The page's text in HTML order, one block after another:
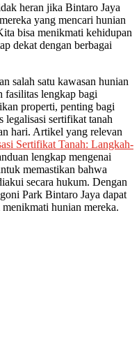
heran jika Bintaro Jaya
yang mencari hunian
bisa menikmati kehidupan
dekat dengan berbagai
salah satu kawasan hunian
fasilitas lengkap bagi
properti, penting bagi
legalisasi sertifikat tanah
hari. Artikel yang relevan
Sertifikat Tanah: Langkah-
lengkap mengenai
memastikan bahwa
secara hukum. Dengan
Park Bintaro Jaya dapat
hunian mereka.